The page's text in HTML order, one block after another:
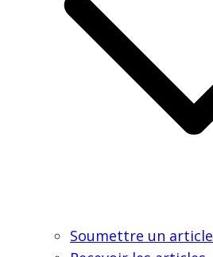
Soumettre un article